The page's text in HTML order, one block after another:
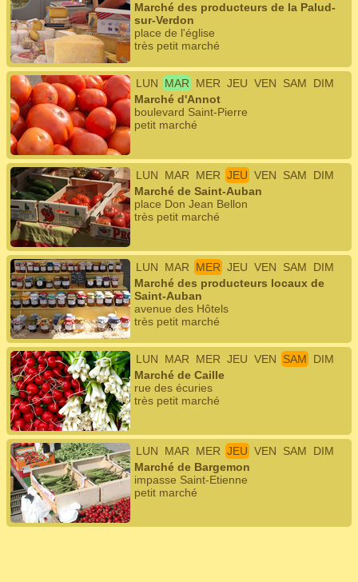
Marché des producteurs de la Palud-
sur-Verdon
place de l'église
très petit marché
LUN MAR MER JEU VEN SAM
DIM
Marché d'Annot
boulevard Saint-Pierre
petit marché
LUN MAR MER JEU VEN SAM
DIM
Marché de Saint-Auban
place Don Jean Bellon
très petit marché
LUN MAR MER JEU VEN SAM
DIM
Marché des producteurs locaux de
Saint-Auban
avenue des Hôtels
très petit marché
LUN MAR MER JEU VEN SAM
DIM
Marché de Caille
rue des écuries
très petit marché
LUN MAR MER JEU VEN SAM
DIM
Marché de Bargemon
impasse Saint-Etienne
petit marché